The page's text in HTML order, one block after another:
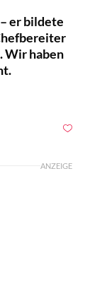
er bildete
Wir haben
ANZEIGE